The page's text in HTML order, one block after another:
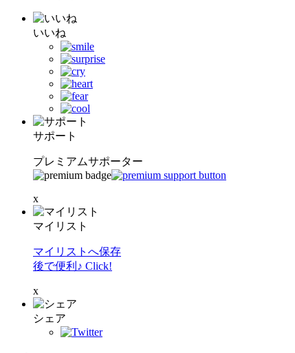
いいね
サポート
プレミアムサポーター
x
マイリスト
マイリストへ保存
後で便利♪ Click!
x
シェア